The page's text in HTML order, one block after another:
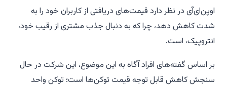
اوپن‌ای‌آی در نظر دارد قیمت‌های دریافتی از کاربران خود را به
شدت کاهش دهد، چرا که به دنبال جذب مشتری از رقیب خود،
انتروپیک، است.
بر اساس گفته‌های افراد آگاه به این موضوع، این شرکت در حال
سنجش کاهش قابل توجه قیمت توکن‌ها است؛ توکن واحد